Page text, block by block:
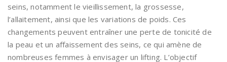
seins, notamment le vieillissement, la grossesse,
l’allaitement, ainsi que les variations de poids. Ces
changements peuvent entraîner une perte de tonicité de
la peau et un affaissement des seins, ce qui amène de
nombreuses femmes à envisager un lifting. L’objectif